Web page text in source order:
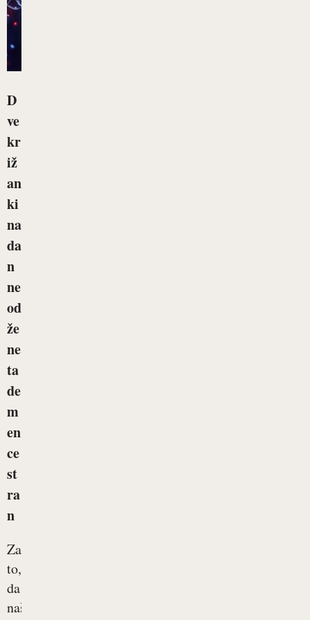
D
ve
kr
iž
an
ki
na
da
n
ne
od
že
ne
ta
de
m
en
ce
st
ra
n
Za
to,
da
naši